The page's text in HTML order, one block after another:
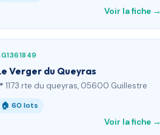
Voir la fiche →
Verger du Queyras
1173 rte du queyras, 05600 Guillestre
🏠 60 lots
Voir la fiche →